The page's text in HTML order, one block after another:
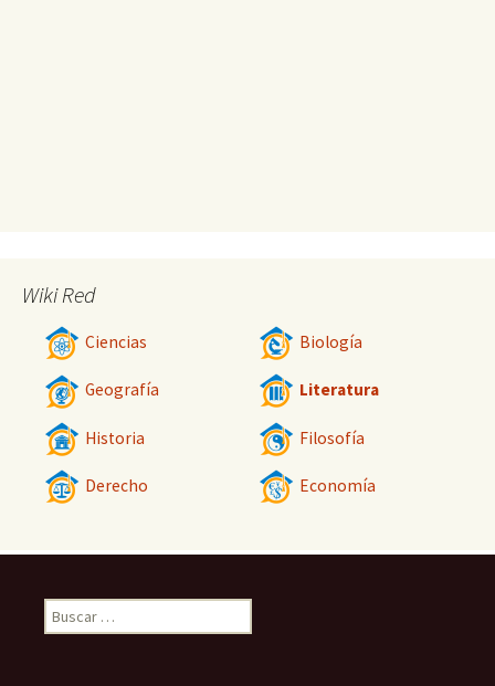
Wiki Red
Ciencias Biología
Geografía Literatura
Historia Filosofía
Derecho Economía
Buscar: